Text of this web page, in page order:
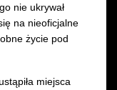
nie ukrywał
na nieoficjalne
życie pod
miejsca